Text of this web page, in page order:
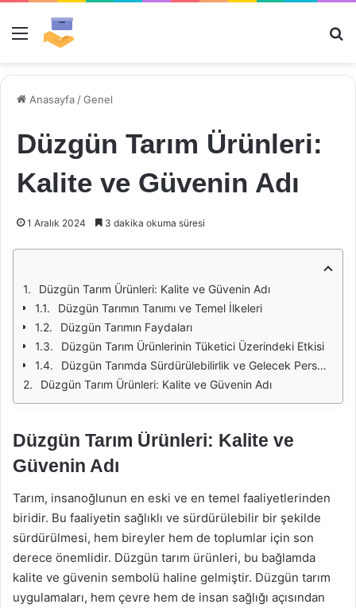
Menü
Anasayfa /Genel
Düzgün Tarım Ürünleri:
Kalite ve Güvenin Adı
1 Aralık 2024 3 dakika okuma süresi
Düzgün Tarım Ürünleri: Kalite ve Güvenin Adı
Düzgün Tarımın Tanımı ve Temel İlkeleri
Düzgün Tarımın Faydaları
Düzgün Tarım Ürünlerinin Tüketici Üzerindeki Etkisi
Düzgün Tarımda Sürdürülebilirlik ve Gelecek Perspektifi
Düzgün Tarım Ürünleri: Kalite ve Güvenin Adı
Düzgün Tarım Ürünleri: Kalite ve
Güvenin Adı
Tarım, insanoğlunun en eski ve en temel faaliyetlerinden
biridir. Bu faaliyetin sağlıklı ve sürdürülebilir bir şekilde
sürdürülmesi, hem bireyler hem de toplumlar için son
derece önemlidir. Düzgün tarım ürünleri, bu bağlamda
kalite ve güvenin sembolü haline gelmiştir. Düzgün tarım
uygulamaları, hem çevre hem de insan sağlığı açısından